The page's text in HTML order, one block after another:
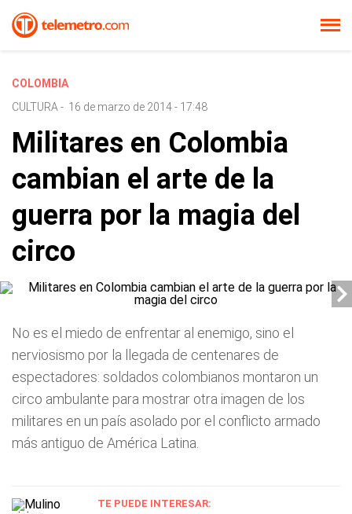
COLOMBIA
CULTURA - 16 de marzo de 2014 - 17:48
Militares en Colombia
cambian el arte de la
guerra por la magia del
circo
No es el miedo de enfrentar al enemigo, sino el
nerviosismo por la llegada de centenares de
espectadores: soldados colombianos montaron un
circo ambulante para mostrar otra imagen de los
militares en un país asolado por el conflicto armado
más antiguo de América Latina.
TE PUEDE INTERESAR: